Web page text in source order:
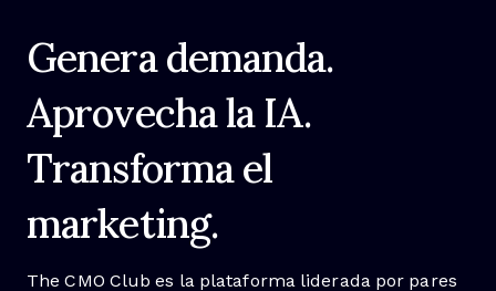
Genera demanda.
Aprovecha la IA.
Transforma el
marketing.
The CMO Club es la plataforma liderada por pares